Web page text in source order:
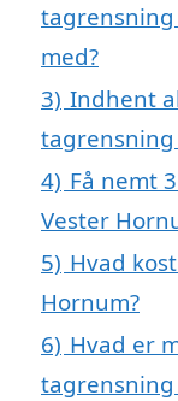
med?
3) Indhent
tagrensning
4) Få nemt
Vester
5) Hvad
Hornum?
6) Hvad er
tagrensning